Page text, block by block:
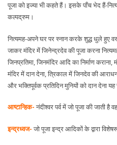
पूजा को इज्या भी कहते हैं। इसके पाँच भेद हैं-
कल्पद्रुम।
नित्यमह-अपने घर पर स्नान करके शुद्ध धुले हुए
जाकर मंदिर में जिनेन्द्रदेव की पूजा करना
जिनप्रतिमा, जिनमंदिर आदि का निर्माण
मंदिर में दान देना, त्रिकाल में जिनदेव की
और भक्तिपूर्वक प्रतिदिन मुनियों को दान देना
आष्टान्हिक- नंदीश्वर पर्व में जो पूजा की जाती है
इन्द्रध्वज- जो पूजा इन्द्र आदिकों के द्वारा